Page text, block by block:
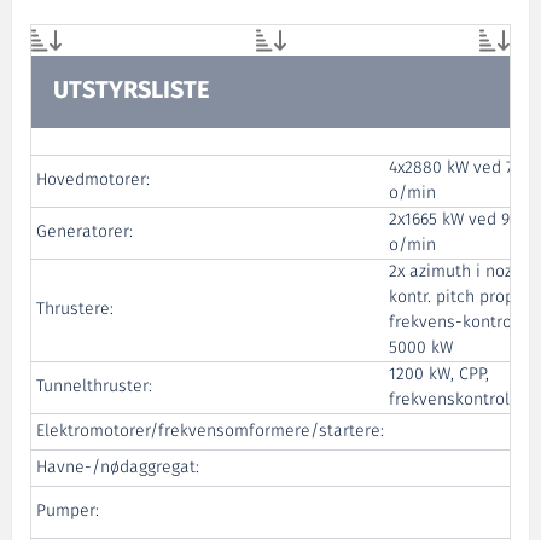
UTSTYRSLISTE
Hovedmotorer:
4x2880 kW ved 720
o/min
Generatorer:
2x1665 kW ved 900
o/min
Thrustere:
2x azimuth i nozzle,
kontr. pitch
frekvens-
5000 kW
Tunnelthruster:
1200 kW, CPP,
frekvenskontrollert
Elektromotorer/frekvensomformere/startere:
Havne-/nødaggregat:
Pumper: